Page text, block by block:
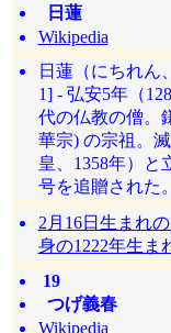
日蓮
Wikipedia
日蓮（にちれん
1] - 弘安5年（
代の仏教の僧。
華宗) の宗祖。
皇、1358年）と
号を追贈された。
2月16日生まれの
身の1222年生ま
19
つげ義春
Wikipedia